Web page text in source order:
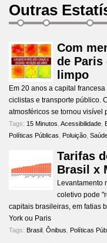
Outras
Com
de Paris
limpo
Em 20 anos a capital
ciclistas e transporte público.
atmosféricos se tornou visível
Tags: 15 Minutos Acessibilidade
Políticas Públicas
Poluição
Tarifas
Brasil x
Levantamento
coletivo pode
capitais brasileiras, em fatias
York ou Paris
Tags: Brasil Ônibus Políticas